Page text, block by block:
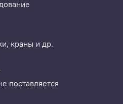
краны и др.
поставляется